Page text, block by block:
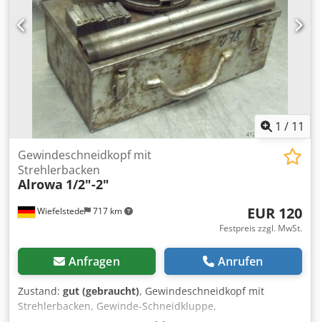
1 / 11
Wiefelstede 717 km
Gewindeschneidkopf mit
Strehlerbacken
Alrowa 1/2"-2"
EUR 120
Festpreis zzgl. MwSt.
Anfragen Anrufen
Zustand: gut (gebraucht), Gewindeschneidkopf mit
Strehlerbacken, Gewinde-Schneidkluppe,